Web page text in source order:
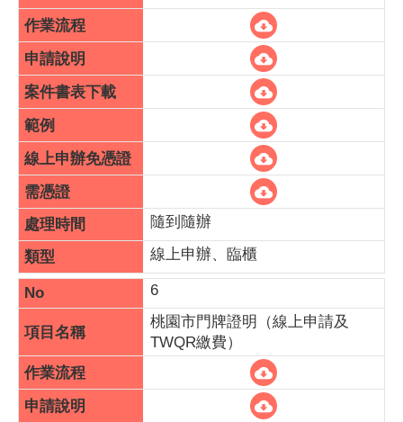
隨到隨辦
線上申辦、臨櫃
6
桃園市門牌證明（線上申請及
TWQR繳費）